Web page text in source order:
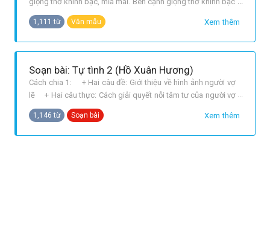
ấy, ta lại bắt gặp một trong những bài thơ tả cảnh ngụ tình
khá sâu sắc và ý tứ chân thành nhằm giãi bày tâm sự của
BÀI. A.
Xem thêm
1,111 từ Văn mẫu
Soạn bài: Tự tình 2 (Hồ Xuân Hương)
Cách chia 1: + Hai câu đề: Giới thiệu về hình ảnh người vợ
lẽ + Hai câu thực: Cách giải quyết nỗi tâm tư của người vợ
lẽ + Hai câu luận: Khát khao tìm đến hạnh phúc của người
phụ nữ + Hai câu kết: Quy luật khắc nghiệt của thời gian
và tuổi trẻ Cách chia 2: + Phần 1 4 câu đầu: t
Xem thêm
1,146 từ Soạn bài